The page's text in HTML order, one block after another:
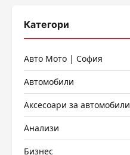
Категори
Авто Мото | София
Автомобили
Аксесоари за автомобили
Анализи
Бизнес